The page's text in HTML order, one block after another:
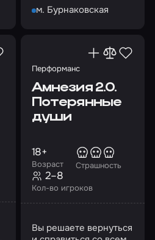
м. Бурнаковская
Перформанс
Амнезия 2.0.
Потерянные
души
Возраст
18+
Страшность
Кол-во игроков
2–8
Вы решаете вернуться